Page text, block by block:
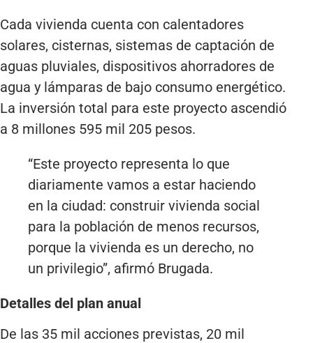
Cada vivienda cuenta con calentadores
solares, cisternas, sistemas de captación de
aguas pluviales, dispositivos ahorradores de
agua y lámparas de bajo consumo energético.
La inversión total para este proyecto ascendió
a 8 millones 595 mil 205 pesos.
“Este proyecto representa lo que
diariamente vamos a estar haciendo
en la ciudad: construir vivienda social
para la población de menos recursos,
porque la vivienda es un derecho, no
un privilegio”, afirmó Brugada.
Detalles del plan anual
De las 35 mil acciones previstas, 20 mil